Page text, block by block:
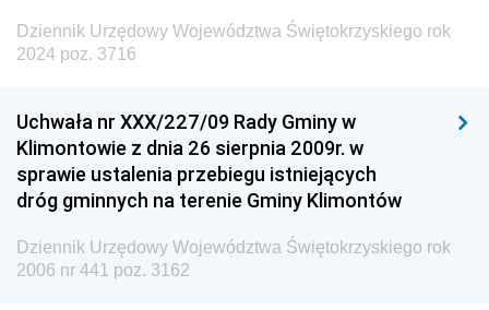
Dziennik Urzędowy Województwa Świętokrzyskiego rok
2024 poz. 3716
Uchwała nr XXX/227/09 Rady Gminy w
Klimontowie z dnia 26 sierpnia 2009r. w
sprawie ustalenia przebiegu istniejących
dróg gminnych na terenie Gminy Klimontów
Dziennik Urzędowy Województwa Świętokrzyskiego rok
2006 nr 441 poz. 3162